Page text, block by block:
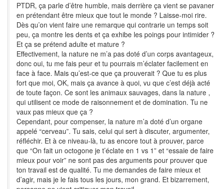
PTDR, ça parle d’être humble, mais derrière ça vient se pavaner
en prétendant être mieux que tout le monde ? Laisse-moi rire.
Dès qu’on vient faire une remarque qui contrarie un temps soit
peu, ça montre les dents et ça exhibe les poings pour intimider ?
Et ça se prétend adulte et mature ?
Effectivement, la nature ne m’a pas doté d’un corps avantageux,
donc oui, tu me fais peur et tu pourrais m’éclater facilement en
face à face. Mais qu’est-ce que ça prouverait ? Que tu es plus
fort que moi, OK, mais ça avance à quoi, vu que c’est déjà acté
de toute façon. Ce sont les animaux sauvages, dans la nature ,
qui utilisent ce mode de raisonnement et de domination. Tu ne
vaux pas mieux que ça ?
Cependant, pour compenser, la nature m’a doté d’un organe
appelé “cerveau”. Tu sais, celui qui sert à discuter, argumenter,
réfléchir. Et à ce niveau-là, tu as encore tout à prouver, parce
que “On fait un octogone je t’éclate en 1 vs 1” et “essaie de faire
mieux pour voir” ne sont pas des arguments pour prouver que
ton travail est de qualité. Tu me demandes de faire mieux et
d’agir, mais je le fais tous les jours, mon grand. Et bizarrement,